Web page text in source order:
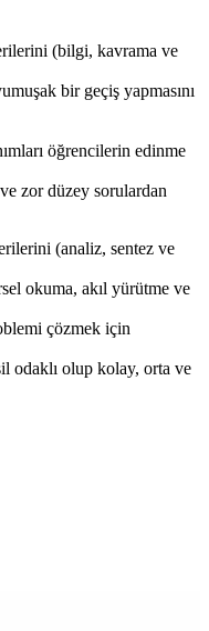
(bilgi, kavrama ve
bir geçiş yapmasını
öğrencilerin edinme
zor düzey sorulardan
(analiz, sentez ve
okuma, akıl yürütme ve
çözmek için
odaklı olup kolay, orta ve